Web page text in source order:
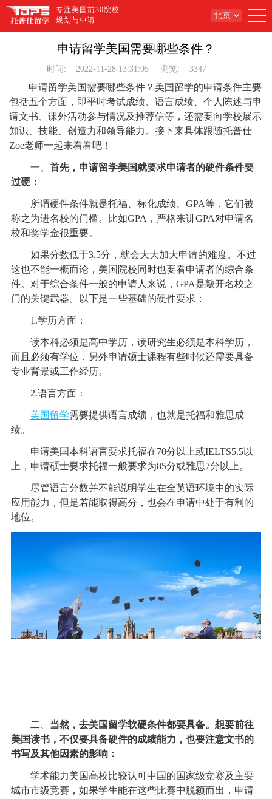
专注美国前30院校
规划与申请
北京
申请留学美国需要哪些条件？
时间: 2022-11-28 13:31:05 浏览: 3347
申请留学美国需要哪些条件？美国留学的申请条件主要
包括五个方面，即平时考试成绩、语言成绩、个人陈述与申
请文书、课外活动参与情况及推荐信等，还需要向学校展示
知识、技能、创造力和领导能力。接下来具体跟随托普仕
Zoe老师一起来看看吧！
一、 首先，申请留学美国就要求申请者的硬件条件要
过硬：
所谓硬件条件就是托福、标化成绩、GPA等，它们被
称之为进名校的门槛。比如GPA，严格来讲GPA对申请名
校和奖学金很重要。
如果分数低于3.5分，就会大大加大申请的难度。不过
这也不能一概而论，美国院校同时也要看申请者的综合条
件。对于综合条件一般的申请人来说，GPA是敲开名校之
门的关键武器。以下是一些基础的硬件要求：
1.学历方面：
读本科必须是高中学历，读研究生必须是本科学历，
而且必须有学位，另外申请硕士课程有些时候还需要具备
专业背景或工作经历。
2.语言方面：
美国留学需要提供语言成绩，也就是托福和雅思成
绩。
申请美国本科语言要求托福在70分以上或IELTS5.5以
上，申请硕士要求托福一般要求为85分或雅思7分以上。
尽管语言分数并不能说明学生在全英语环境中的实际
应用能力，但是若能取得高分，也会在申请中处于有利的
地位。
二、 当然，去美国留学软硬条件都要具备。想要前往
美国读书，不仅要具备硬件的成绩能力，也要注意文书的
书写及其他因素的影响：
学术能力美国高校比较认可中国的国家级竞赛及主要
城市市级竞赛，如果学生能在这些比赛中脱颖而出，申请